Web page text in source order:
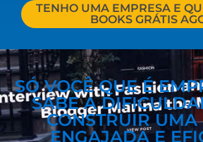
TENHO UMA EMPRESA E
BOOKS GRÁTIS
SÓ VOCÊ QUE É
SABE A
CONSTRUIR UMA
ENGAJADA E